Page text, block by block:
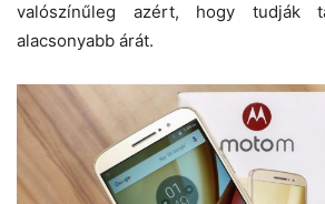
valószínűleg azért, hogy tudják
alacsonyabb árát.